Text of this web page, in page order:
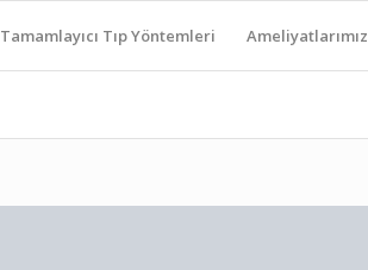
Tamamlayıcı Tıp Yöntemleri Ameliyatlarımız